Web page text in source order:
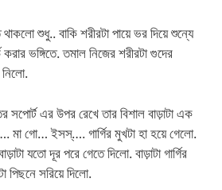
থাকলো শুধু.. বাকি শরীরটা পায়ে ভর দিয়ে শুন্যে
ভঙ্গিতে. তমাল নিজের শরীরটা গুদের
সপোর্ট এর উপর রেখে তার বিশাল বাড়াটা এক
মা গো… ইসস্…. গার্গির মুখটা হা হয়ে গেলো.
যতো দূর পরে গেতে দিলো. বাড়াটা গার্গির
পিছনে সরিয়ে দিলো.